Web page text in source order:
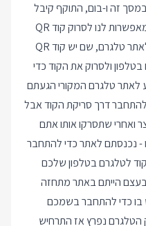
זה ו-בום, התוקף קיבל
גישה לחשבון שלך. טלגרם וווטסאפ מאפשרות לנו לסרוק קוד QR
כדי להתחבר, כלומר אנחנו נכנסים לאתר טלגרם, שם יש קוד QR
ולסרוק את הקוד כדי
לאתר טלגרם המקורי הגעתם
דרך סריקת הקוד אבל
ואחרי שתסרקו אותו אתם
נכנסתם לאתר כדי להתחבר
לטלגרם בטלפון שלכם
הייתם באתר מתחזה
כדי להתחבר בשמכם
הטלגרם נפרץ אז התרחיש